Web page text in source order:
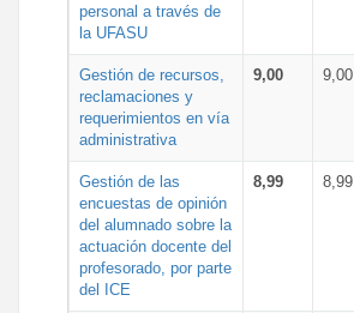
personal a través de
la UFASU
Gestión de recursos,
reclamaciones y
requerimientos en vía
administrativa
9,00 9,00
Gestión de las
encuestas de opinión
del alumnado sobre la
actuación docente del
profesorado, por parte
del ICE
8,99 8,99